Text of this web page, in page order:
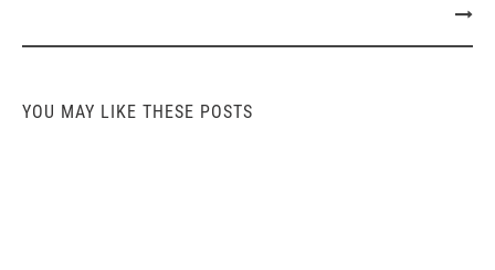
YOU MAY LIKE THESE POSTS